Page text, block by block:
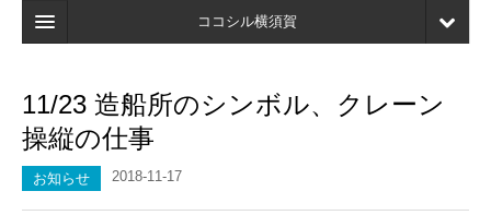
ココシル横須賀
検索
店舗・施設最新情報
11/23 造船所のシンボル、クレーン
操縦の仕事
お知らせ 2018-11-17